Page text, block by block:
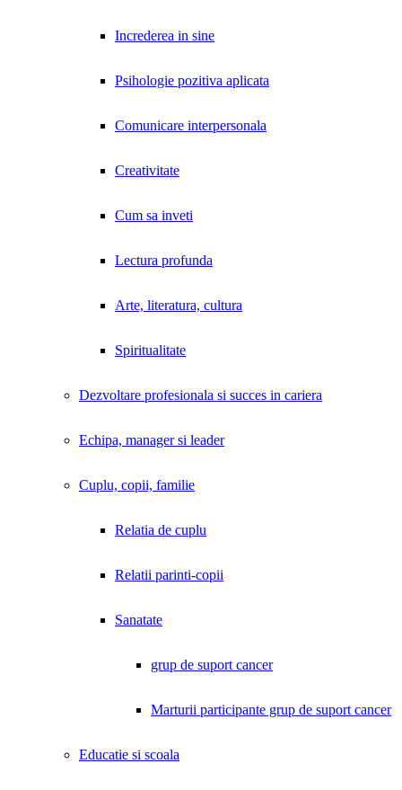
Increderea in sine
Psihologie pozitiva aplicata
Comunicare interpersonala
Creativitate
Cum sa inveti
Lectura profunda
Arte, literatura, cultura
Spiritualitate
Dezvoltare profesionala si succes in cariera
Echipa, manager si leader
Cuplu, copii, familie
Relatia de cuplu
Relatii parinti-copii
Sanatate
grup de suport cancer
Marturii participante grup de suport cancer
Educatie si scoala